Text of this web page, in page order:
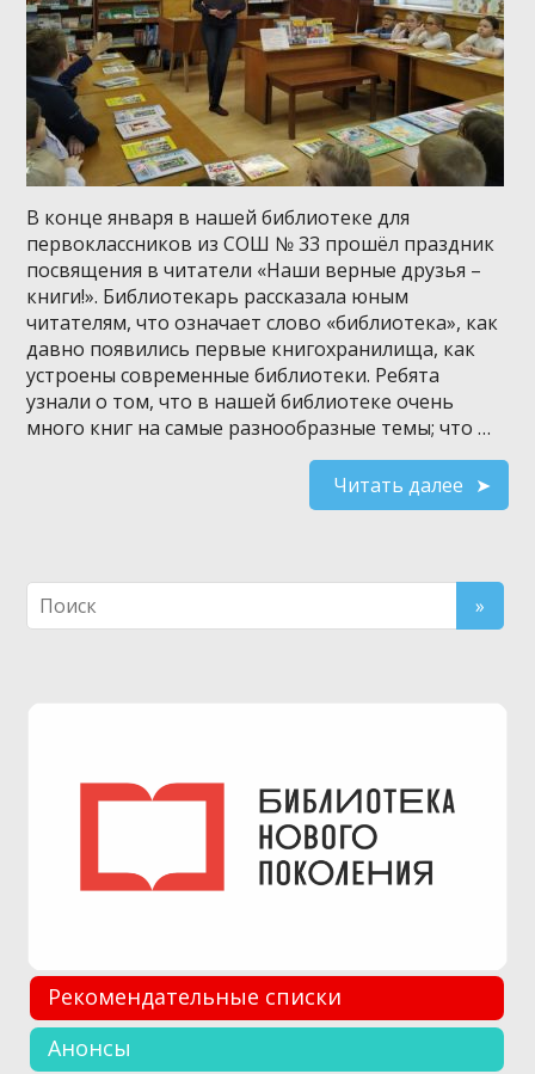
В конце января в нашей библиотеке для
первоклассников из СОШ № 33 прошёл праздник
посвящения в читатели «Наши верные друзья –
книги!». Библиотекарь рассказала юным
читателям, что означает слово «библиотека», как
давно появились первые книгохранилища, как
устроены современные библиотеки. Ребята
узнали о том, что в нашей библиотеке очень
много книг на самые разнообразные темы; что …
Читать далее
Рекомендательные списки
Анонсы